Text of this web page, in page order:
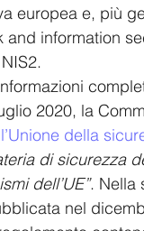
europea e, più
and information
2020, la
della
di sicurezza
dell’UE”. Nella
nel